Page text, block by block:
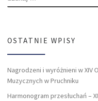
OSTATNIE WPISY
Nagrodzeni i wyróżnieni w XIV
Muzycznych w Pruchniku
Harmonogram przesłuchań –